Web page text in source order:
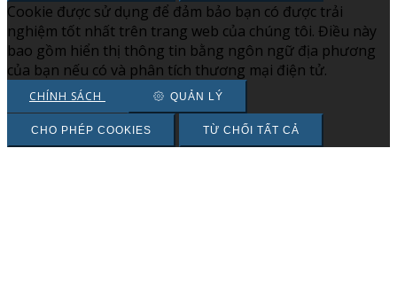
Cookie được sử dụng để đảm bảo bạn có được trải
nghiệm tốt nhất trên trang web của chúng tôi. Điều này
bao gồm hiển thị thông tin bằng ngôn ngữ địa phương
của bạn nếu có và phân tích thương mại điện tử.
CHÍNH SÁCH QUẢN LÝ
CHO PHÉP COOKIES TỪ CHỐI TẤT CẢ